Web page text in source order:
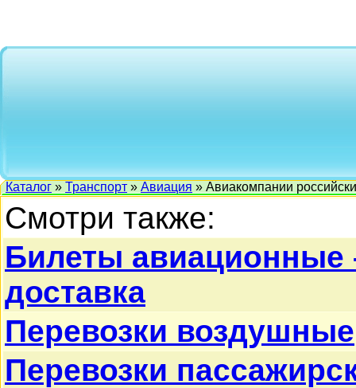
Каталог » Транспорт » Авиация » Авиакомпании
Смотри также:
Билеты авиационные
доставка
Перевозки воздушные
Перевозки